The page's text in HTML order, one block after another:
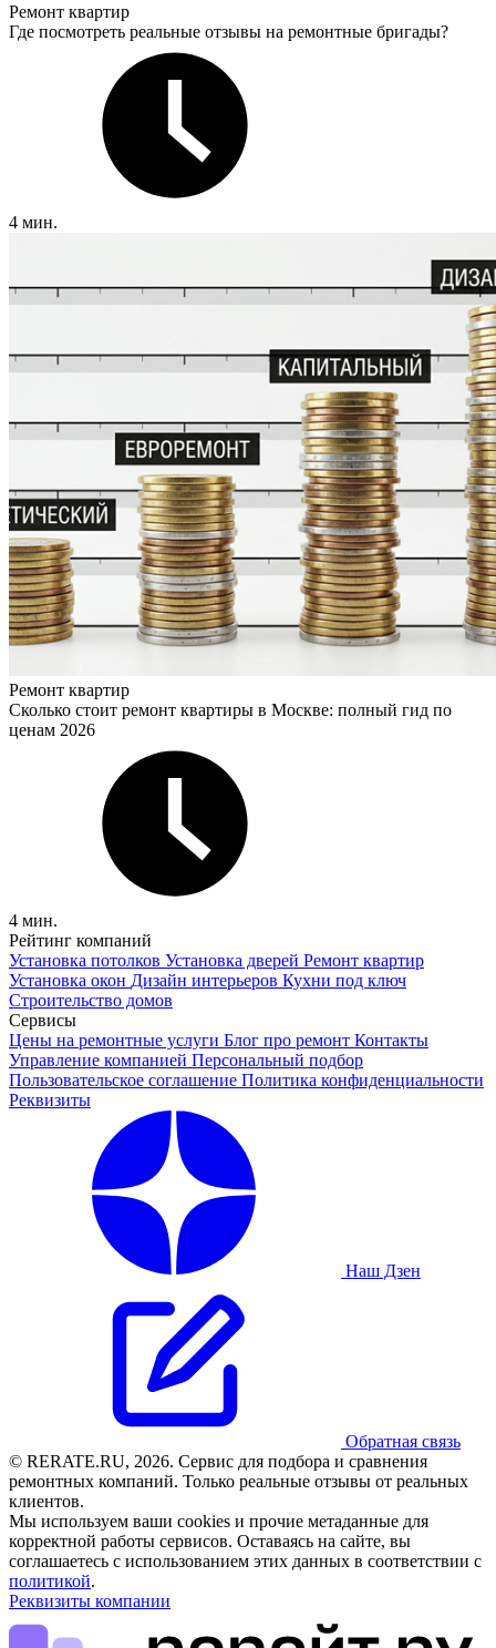
Ремонт квартир
Где посмотреть реальные отзывы на ремонтные бригады?
4 мин.
Ремонт квартир
Сколько стоит ремонт квартиры в Москве: полный гид по
ценам 2026
4 мин.
Рейтинг компаний
Установка потолков Установка дверей Ремонт квартир
Установка окон Дизайн интерьеров Кухни под ключ
Строительство домов
Сервисы
Цены на ремонтные услуги Блог про ремонт Контакты
Управление компанией Персональный подбор
Пользовательское соглашение Политика конфиденциальности
Реквизиты
Наш Дзен
Обратная связь
© RERATE.RU, 2026. Сервис для подбора и сравнения
ремонтных компаний. Только реальные отзывы от реальных
клиентов.
Мы используем ваши cookies и прочие метаданные для
корректной работы сервисов. Оставаясь на сайте, вы
соглашаетесь с использованием этих данных в соответствии с
политикой.
Реквизиты компании